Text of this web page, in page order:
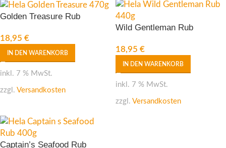
Golden Treasure Rub
18,95 €
IN DEN WARENKORB
inkl. 7 % MwSt.
zzgl. Versandkosten
Wild Gentleman Rub
18,95 €
IN DEN WARENKORB
inkl. 7 % MwSt.
zzgl. Versandkosten
Captain’s Seafood Rub